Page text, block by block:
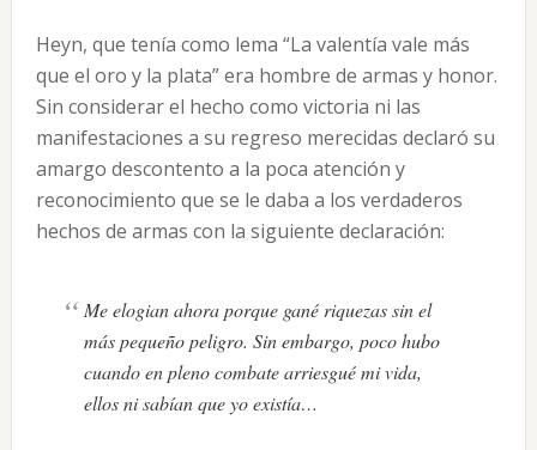
Heyn, que tenía como lema “La valentía vale más
que el oro y la plata” era hombre de armas y honor.
Sin considerar el hecho como victoria ni las
manifestaciones a su regreso merecidas declaró su
amargo descontento a la poca atención y
reconocimiento que se le daba a los verdaderos
hechos de armas con la siguiente declaración:
Me elogian ahora porque gané riquezas sin el
más pequeño peligro. Sin embargo, poco hubo
cuando en pleno combate arriesgué mi vida,
ellos ni sabían que yo existía…